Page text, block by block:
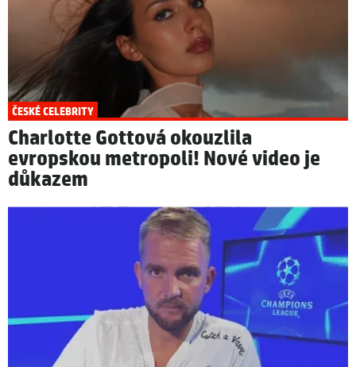
ČESKÉ CELEBRITY
Charlotte Gottová okouzlila
evropskou metropoli! Nové video je
důkazem